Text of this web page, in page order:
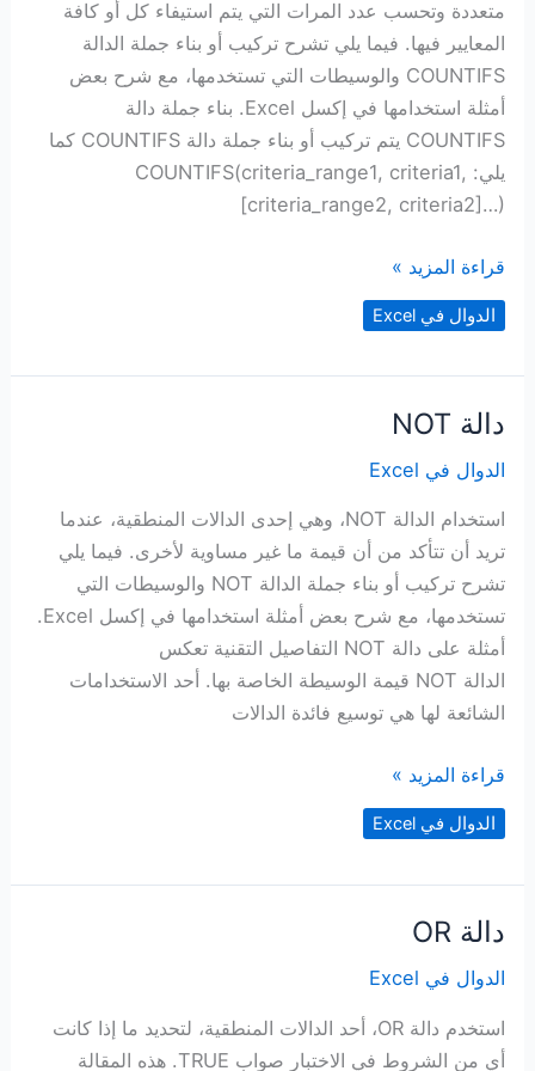
متعددة وتحسب عدد المرات التي يتم استيفاء كل أو كافة
المعايير فيها. فيما يلي تشرح تركيب أو بناء جملة الدالة
COUNTIFS والوسيطات التي تستخدمها، مع شرح بعض
أمثلة استخدامها في إكسل Excel. بناء جملة دالة
COUNTIFS يتم تركيب أو بناء جملة دالة COUNTIFS كما
يلي: COUNTIFS(criteria_range1, criteria1,
[criteria_range2, criteria2]…)‎
دالة
COUNTIFS
قراءة المزيد »
الدوال في Excel
دالة NOT
الدوال في Excel
استخدام الدالة NOT، وهي إحدى الدالات المنطقية، عندما
تريد أن تتأكد من أن قيمة ما غير مساوية لأخرى. فيما يلي
تشرح تركيب أو بناء جملة الدالة NOT والوسيطات التي
تستخدمها، مع شرح بعض أمثلة استخدامها في إكسل Excel.
أمثلة على دالة NOT التفاصيل التقنية تعكس
الدالة NOT قيمة الوسيطة الخاصة بها. أحد الاستخدامات
الشائعة لها هي توسيع فائدة الدالات
دالة
NOT
قراءة المزيد »
الدوال في Excel
دالة OR
الدوال في Excel
استخدم دالة OR، أحد الدالات المنطقية، لتحديد ما إذا كانت
أي من الشروط في الاختبار صواب TRUE. هذه المقالة